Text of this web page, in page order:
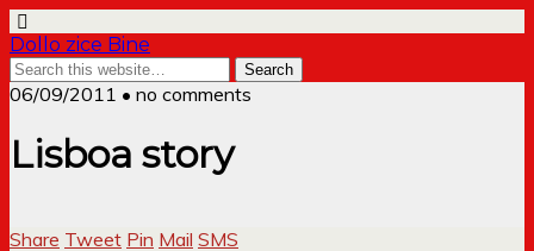
Dollo zice Bine
06/09/2011 • no comments
Lisboa story
Share Tweet Pin Mail SMS